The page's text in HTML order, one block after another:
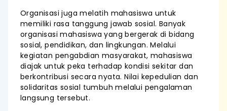
Organisasi juga melatih mahasiswa untuk
memiliki rasa tanggung jawab sosial. Banyak
organisasi mahasiswa yang bergerak di bidang
sosial, pendidikan, dan lingkungan. Melalui
kegiatan pengabdian masyarakat, mahasiswa
diajak untuk peka terhadap kondisi sekitar dan
berkontribusi secara nyata. Nilai kepedulian dan
solidaritas sosial tumbuh melalui pengalaman
langsung tersebut.